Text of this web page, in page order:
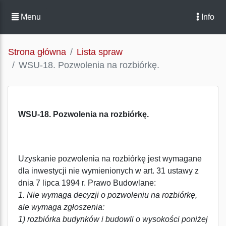
Menu Info
Strona główna
Lista spraw
WSU-18. Pozwolenia na rozbiórkę.
WSU-18. Pozwolenia na rozbiórkę.
Uzyskanie pozwolenia na rozbiórkę jest wymagane
dla inwestycji nie wymienionych w art. 31 ustawy z
dnia 7 lipca 1994 r. Prawo Budowlane:
1. Nie wymaga decyzji o pozwoleniu na rozbiórkę,
ale wymaga zgłoszenia:
1) rozbiórka budynków i budowli o wysokości poniżej